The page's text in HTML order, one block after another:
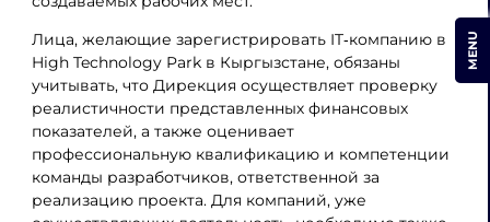
Лица, желающие зарегистрировать IT‑компанию в
High Technology Park в Кыргызстане, обязаны
учитывать, что Дирекция осуществляет проверку
реалистичности представленных финансовых
показателей, а также оценивает
профессиональную квалификацию и компетенции
команды разработчиков, ответственной за
реализацию проекта. Для компаний, уже
MENU